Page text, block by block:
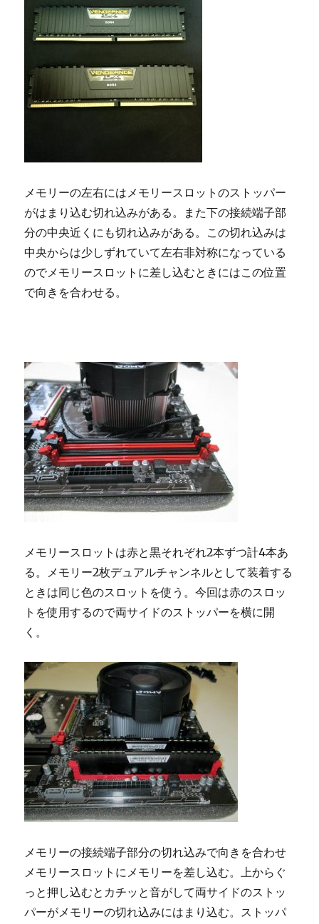
メモリーの左右にはメモリースロットのストッパー
がはまり込む切れ込みがある。また下の接続端子部
分の中央近くにも切れ込みがある。この切れ込みは
中央からは少しずれていて左右非対称になっている
のでメモリースロットに差し込むときにはこの位置
で向きを合わせる。
メモリースロットは赤と黒それぞれ2本ずつ計4本あ
る。メモリー2枚デュアルチャンネルとして装着する
ときは同じ色のスロットを使う。今回は赤のスロッ
トを使用するので両サイドのストッパーを横に開
く。
メモリーの接続端子部分の切れ込みで向きを合わせ
メモリースロットにメモリーを差し込む。上からぐ
っと押し込むとカチッと音がして両サイドのストッ
パーがメモリーの切れ込みにはまり込む。ストッパ